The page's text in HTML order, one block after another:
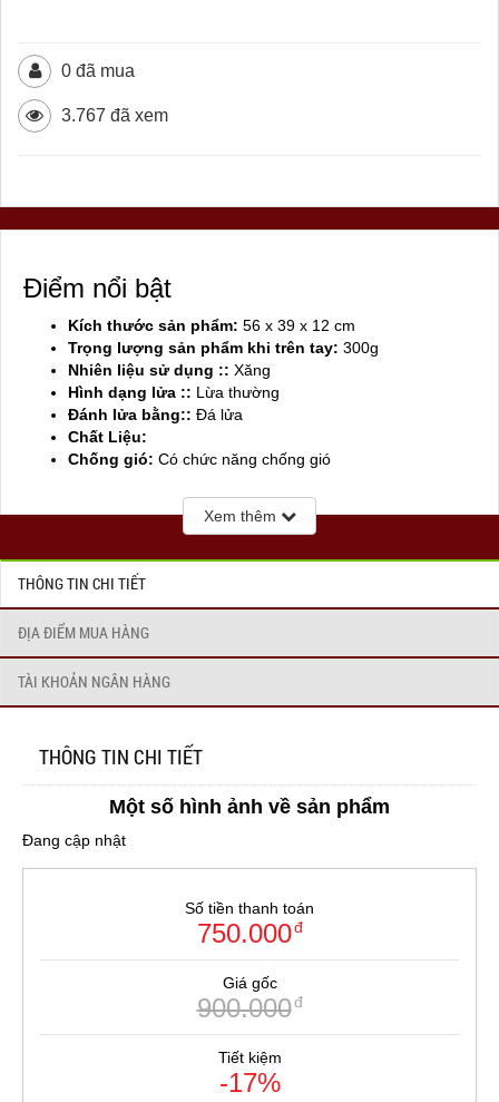
0 đã mua
3.767 đã xem
Điểm nổi bật
Kích thước sản phẩm: 56 x 39 x 12 cm
Trọng lượng sản phẩm khi trên tay: 300g
Nhiên liệu sử dụng :: Xăng
Hình dạng lửa :: Lừa thường
Đánh lửa bằng:: Đá lửa
Chất Liệu:
Chống gió: Có chức năng chống gió
Xem thêm
THÔNG TIN CHI TIẾT
ĐỊA ĐIỂM MUA HÀNG
TÀI KHOẢN NGÂN HÀNG
THÔNG TIN CHI TIẾT
Một số hình ảnh về sản phẩm
Đang cập nhật
Số tiền thanh toán
750.000đ
Giá gốc
900.000đ
Tiết kiệm
-17%